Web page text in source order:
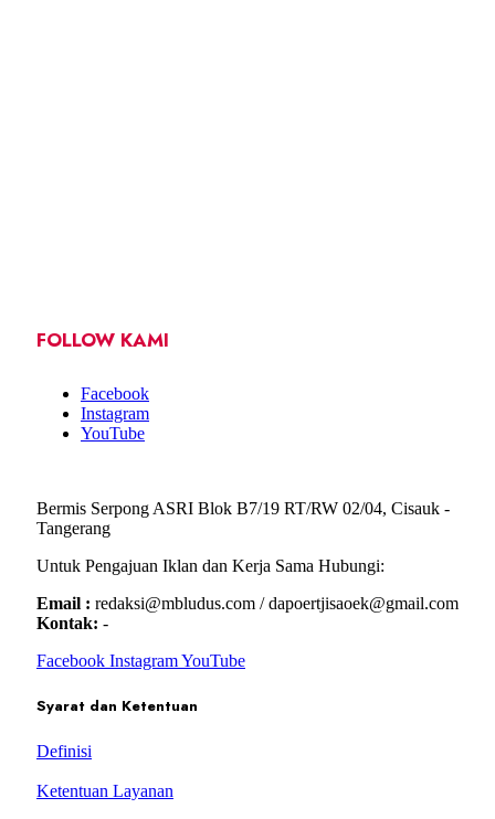
FOLLOW KAMI
Facebook
Instagram
YouTube
Bermis Serpong ASRI Blok B7/19 RT/RW 02/04, Cisauk -
Tangerang
Untuk Pengajuan Iklan dan Kerja Sama Hubungi:
Email : redaksi@mbludus.com / dapoertjisaoek@gmail.com
Kontak: -
Facebook InstagramYouTube
Syarat dan Ketentuan
Definisi
Ketentuan Layanan